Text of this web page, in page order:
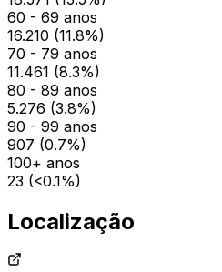
60 - 69 anos
16.210 (11.8%)
70 - 79 anos
11.461 (8.3%)
80 - 89 anos
5.276 (3.8%)
90 - 99 anos
907 (0.7%)
100+ anos
23 (<0.1%)
Localização